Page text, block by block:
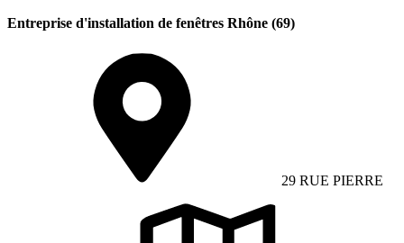
Entreprise d'installation de fenêtres Rhône (69)
29 RUE PIERRE